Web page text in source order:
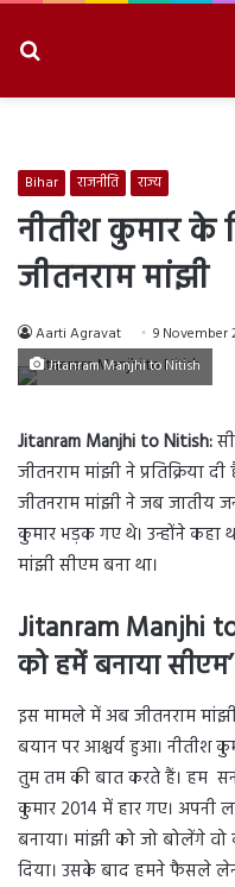
Bihar राजनीति राज्य
नीतीश कुमार के
जीतनराम मांझी
Aarti Agravat 9 November
Jitanram Manjhi to Nitish
Jitanram Manjhi to Nitish:
जीतनराम मांझी ने प्रतिक्रिया
जीतनराम मांझी ने जब जातीय
कुमार भड़क गए थे। उन्होंने कहा
मांझी सीएम बना था।
Jitanram Manjhi
को हमें बनाया सीएम’
इस मामले में अब जीतनराम मांझी
बयान पर आश्चर्य हुआ। नीतीश
तुम तम की बात करते हैं। हम
कुमार 2014 में हार गए। अपनी
बनाया। मांझी को जो बोलेंगे वो
दिया। उसके बाद हमने फैसले